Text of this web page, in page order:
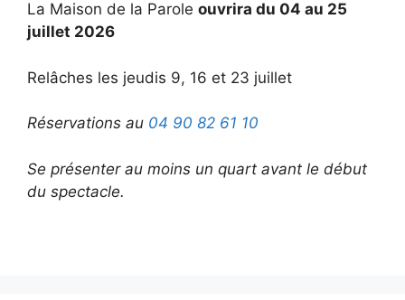
La Maison de la Parole ouvrira du 04 au 25
juillet 2026
Relâches les jeudis 9, 16 et 23 juillet
Réservations au 04 90 82 61 10
Se présenter au moins un quart avant le début
du spectacle.